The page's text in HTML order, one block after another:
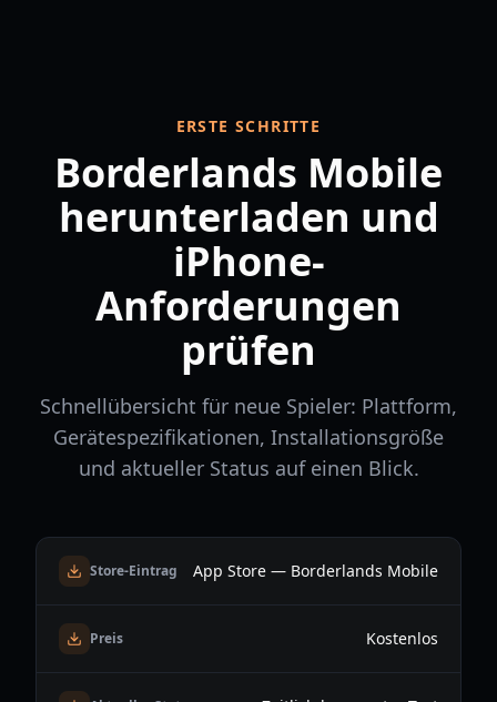
ERSTE SCHRITTE
Borderlands Mobile
herunterladen und
iPhone-
Anforderungen
prüfen
Schnellübersicht für neue Spieler: Plattform,
Gerätespezifikationen, Installationsgröße
und aktueller Status auf einen Blick.
Store-Eintrag App Store — Borderlands Mobile
Preis Kostenlos